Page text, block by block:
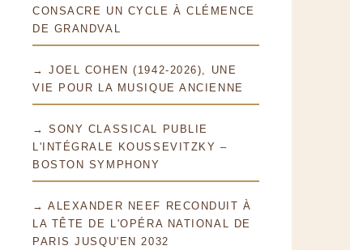
CONSACRE UN CYCLE À CLÉMENCE
DE GRANDVAL
→ JOEL COHEN (1942-2026), UNE
VIE POUR LA MUSIQUE ANCIENNE
→ SONY CLASSICAL PUBLIE
L'INTÉGRALE KOUSSEVITZKY –
BOSTON SYMPHONY
→ ALEXANDER NEEF RECONDUIT À
LA TÊTE DE L'OPÉRA NATIONAL DE
PARIS JUSQU'EN 2032